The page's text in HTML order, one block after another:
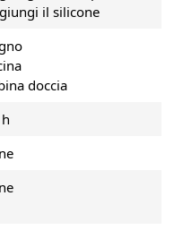
il silicone
doccia